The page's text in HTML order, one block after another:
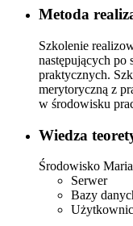
Metoda
Szkolenie
następujących po
praktycznych.
merytoryczną z
w środowisku
Wiedza
Środowisko
Serwer
Bazy